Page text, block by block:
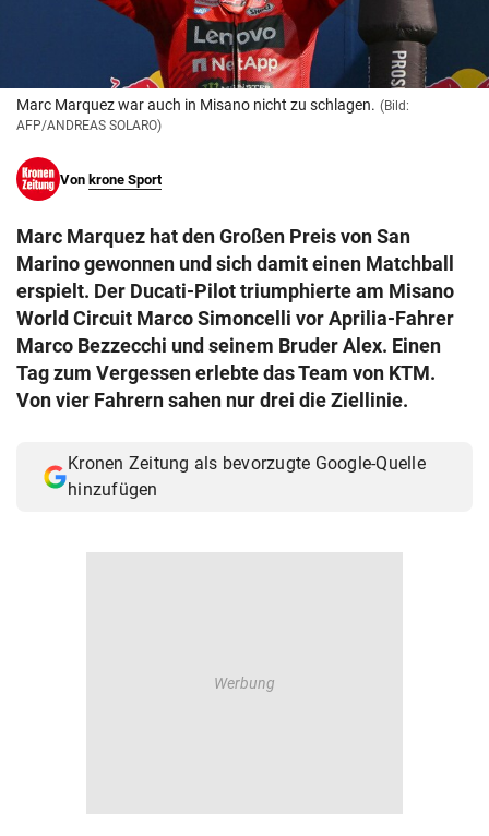
© Krone Multimedia GmbH & Co KG 2026
Muthgasse 2, 1190 Wien
Marc Marquez war auch in Misano nicht zu schlagen. (Bild:
AFP/ANDREAS SOLARO)
Von krone Sport
Marc Marquez hat den Großen Preis von San
Marino gewonnen und sich damit einen Matchball
erspielt. Der Ducati-Pilot triumphierte am Misano
World Circuit Marco Simoncelli vor Aprilia-Fahrer
Marco Bezzecchi und seinem Bruder Alex. Einen
Tag zum Vergessen erlebte das Team von KTM.
Von vier Fahrern sahen nur drei die Ziellinie.
Kronen Zeitung als bevorzugte Google-Quelle
hinzufügen